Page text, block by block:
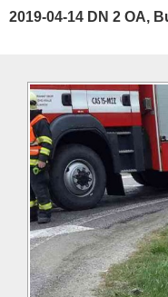
2019-04-14 DN 2 OA,